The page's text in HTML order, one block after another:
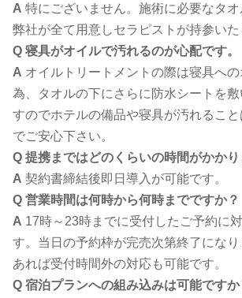
A 特にございません。施術に必要なタ
弊社が全て用意しセラピストが持参いた
Q 寝具がオイルで汚れるのが心配です。
A オイルトリートメントの際は寝具へ
為、タオルの下にさらに防水シートを敷
すのでホテルの備品や寝具が汚れるこ
でご安心下さい。
Q 提携まではどのくらいの時間がかかり
A 契約書締結後即日導入が可能です。
Q 営業時間は何時から何時までですか？
A 17時～23時までに受付したご予約に
す。当日の予約枠が完売次第終了にな
あれば受付時間外の対応も可能です。
Q 宿泊プランへの組み込みは可能ですか